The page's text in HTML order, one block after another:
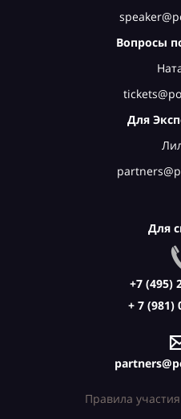
Вопросы
Для
Для
+7 (495)
+ 7 (981)
Правила